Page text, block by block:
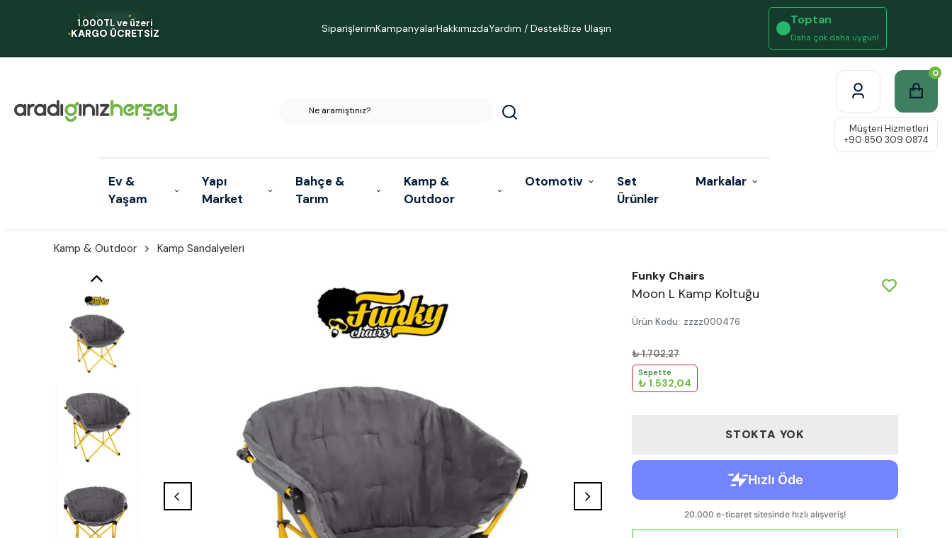
1.000TL ve üzeri
KARGO ÜCRETSİZ SiparişlerimKampanyalarHakkımızdaYardım / DestekBize Ulaşın
Toptan
Daha çok daha uygun!
Ev &
Yaşam
Yapı
Market
Bahçe &
Tarım
Kamp &
Outdoor
Otomotiv
Set
Ürünler
Markalar
0
Kamp & Outdoor Kamp Sandalyeleri
Funky Chairs
Moon L Kamp Koltuğu
Ürün Kodu: zzzz000476
₺ 1.702,27
Sepette
₺ 1.532,04
STOKTA YOK